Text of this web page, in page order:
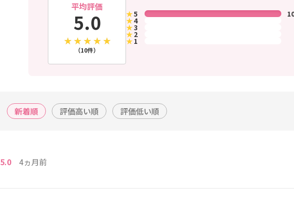
平均評価
5.0
（10件）
★5
★4
★3
★ 2
★ 1
新着順 評価高い順 評価低い順
5.0 4ヵ月前